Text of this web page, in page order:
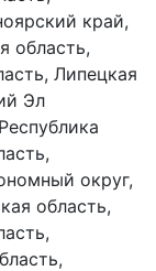
край,
область,
Липецкая
Эл
округ,
область,